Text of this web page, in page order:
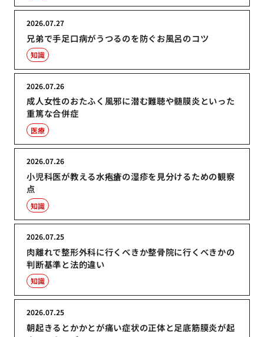
兄弟で手足口病がうつるのを防ぐお風呂のコツ
2026.07.27
知識
成人女性のおたふく風邪に潜む難聴や髄膜炎といった
重篤な合併症
2026.07.26
医療
小児科医が教える水疱瘡の湿疹を見分けるための観察
点
2026.07.26
知識
肉離れで整形外科に行くべきか整骨院に行くべきかの
判断基準と法的違い
2026.07.25
知識
朝起きるとかかとが痛い症状の正体と足底筋膜炎が起
2026.07.25